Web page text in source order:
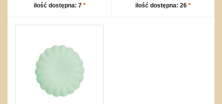
ilość dostępna: 7 *
ilość dostępna: 26 *